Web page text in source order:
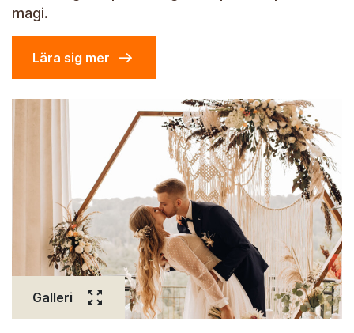
magi.
Lära sig mer
Galleri